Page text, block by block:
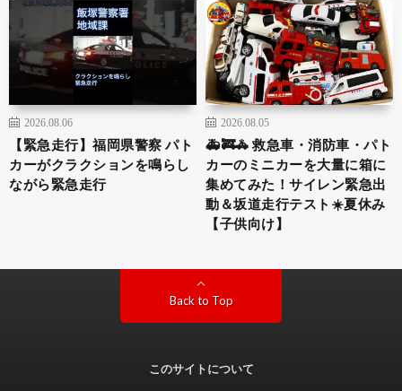
2026.08.06
【緊急走行】福岡県警察 パト
カーがクラクションを鳴らし
ながら緊急走行
2026.08.05
🚑🚒🚓 救急車・消防車・パト
カーのミニカーを大量に箱に
集めてみた！サイレン緊急出
動＆坂道走行テスト☀️夏休み
【子供向け】
Back to Top
このサイトについて